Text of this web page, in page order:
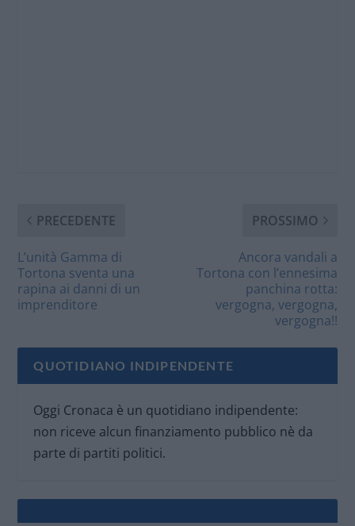
PRECEDENTE
L’unità Gamma di
Tortona sventa una
rapina ai danni di un
imprenditore
PROSSIMO
Ancora vandali a
Tortona con l’ennesima
panchina rotta:
vergogna, vergogna,
vergogna!!
QUOTIDIANO INDIPENDENTE
Oggi Cronaca è un quotidiano indipendente:
non riceve alcun finanziamento pubblico nè da
parte di partiti politici.